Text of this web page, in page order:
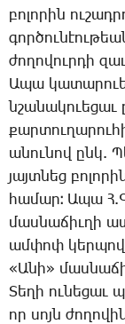
բո­լո­րին
ժո­ղո­վուր­դի
Ա­պա
նշա­նա­կո­ւե­ցաւ
ա­նու­նով ընկ.
յայտ­նեց
հա­մար։ Ա­պա
մաս­նա­ճիւ­ղի
ամ­փոփ կեր­պով
«Ա­նի»
­Տե­ղի ու­նե­ցաւ
որ սոյն